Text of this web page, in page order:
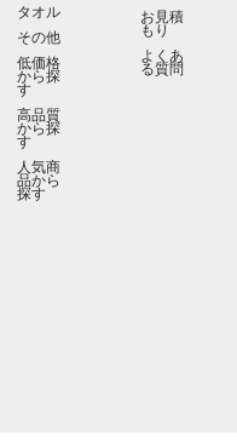
タオル
その他
低価格
から探
す
高品質
から探
す
人気商
品から
探す
お見積
もり
よくあ
る質問